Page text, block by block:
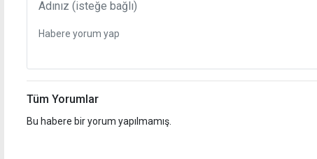
Tüm Yorumlar
Bu habere bir yorum yapılmamış.